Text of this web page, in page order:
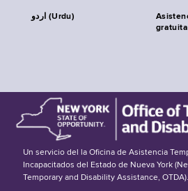
اردو (Urdu)
gratuita
Un servicio del la Oficina de Asistencia
Incapacitados del Estado de Nueva York
Temporary and Disability Assistance, OTDA).